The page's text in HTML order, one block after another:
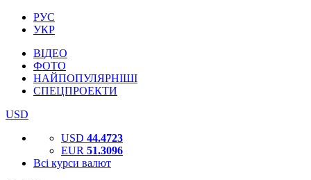
РУС
УКР
ВІДЕО
ФОТО
НАЙПОПУЛЯРНІШІ
СПЕЦПРОЕКТИ
USD
USD 44.4723
EUR 51.3096
Всі курси валют